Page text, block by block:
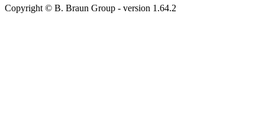
Copyright © B. Braun Group - version 1.64.2